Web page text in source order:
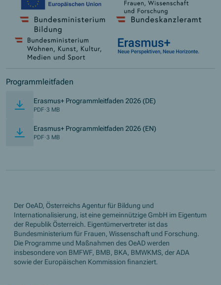
Programmleitfaden
Erasmus+ Programmleitfaden 2026 (DE)
PDF·3 MB
Erasmus+ Programmleitfaden 2026 (EN)
PDF·3 MB
Der OeAD, Österreichs Agentur für Bildung und
Internationalisierung, ist eine gemeinnützige GmbH im Eigentum
der Republik Österreich. Eigentümervertreter ist das
Bundesministerium für Frauen, Wissenschaft und Forschung.
Die Programme und Maßnahmen des OeAD werden
insbesondere von BMFWF, BMB, BKA, BMWKMS, der ADA
sowie der Europäischen Kommission finanziert.